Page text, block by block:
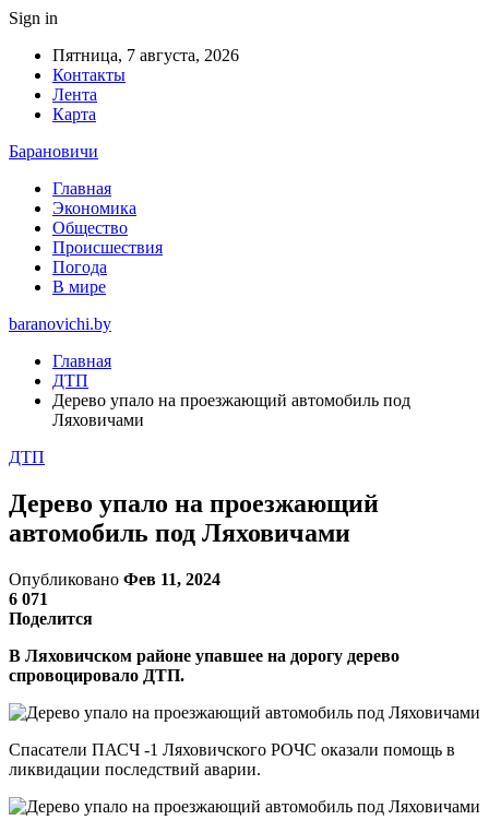
Sign in
Пятница, 7 августа, 2026
Контакты
Лента
Карта
Барановичи
Главная
Экономика
Общество
Происшествия
Погода
В мире
baranovichi.by
Главная
ДТП
Дерево упало на проезжающий автомобиль под
Ляховичами
ДТП
Дерево упало на проезжающий
автомобиль под Ляховичами
Опубликовано Фев 11, 2024
6 071
Поделится
В Ляховичском районе упавшее на дорогу дерево
спровоцировало ДТП.
Спасатели ПАСЧ -1 Ляховичского РОЧС оказали помощь в
ликвидации последствий аварии.